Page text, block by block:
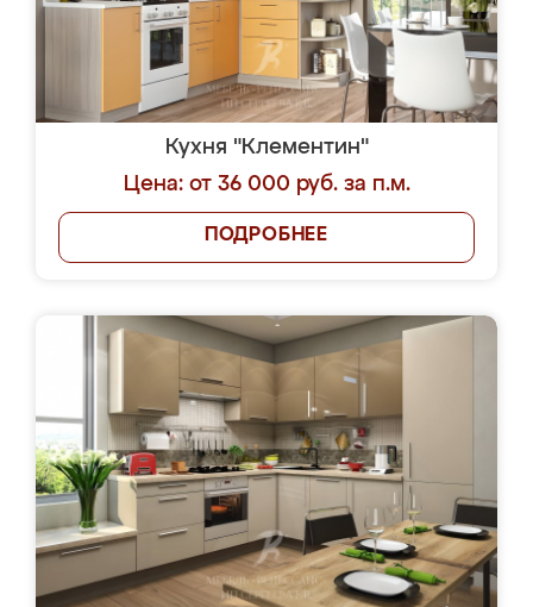
Кухня "Клементин"
Цена: от 36 000 руб. за п.м.
ПОДРОБНЕЕ